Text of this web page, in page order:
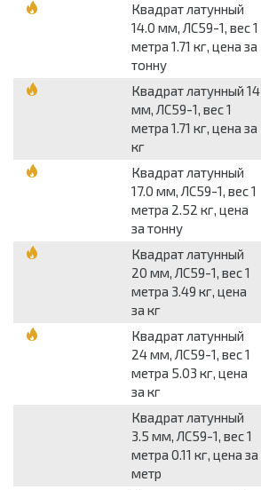
Квадрат латунный
14.0 мм, ЛС59-1, вес 1
метра 1.71 кг, цена за
тонну
Квадрат латунный 14
мм, ЛС59-1, вес 1
метра 1.71 кг, цена за
кг
Квадрат латунный
17.0 мм, ЛС59-1, вес 1
метра 2.52 кг, цена
за тонну
Квадрат латунный
20 мм, ЛС59-1, вес 1
метра 3.49 кг, цена
за кг
Квадрат латунный
24 мм, ЛС59-1, вес 1
метра 5.03 кг, цена
за кг
Квадрат латунный
3.5 мм, ЛС59-1, вес 1
метра 0.11 кг, цена за
метр